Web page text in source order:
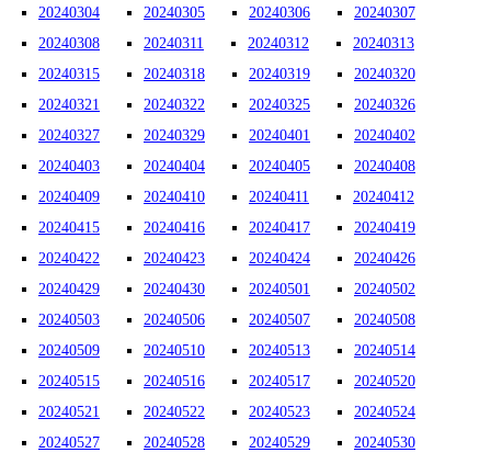
20240304 20240305 20240306
20240307
20240308
20240311 20240312
20240313
20240315
20240318 20240319
20240320
20240321
20240322 20240325
20240326
20240327
20240329 20240401
20240402
20240403
20240404 20240405
20240408
20240409
20240410 20240411
20240412
20240415
20240416 20240417
20240419
20240422
20240423 20240424
20240426
20240429
20240430 20240501
20240502
20240503
20240506 20240507
20240508
20240509
20240510 20240513
20240514
20240515
20240516 20240517
20240520
20240521
20240522 20240523
20240524
20240527
20240528 20240529
20240530